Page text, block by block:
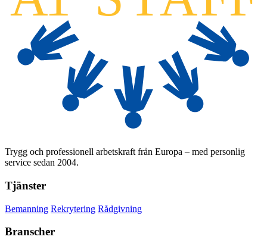
Trygg och professionell arbetskraft från Europa – med personlig
service sedan 2004.
Tjänster
Bemanning Rekrytering Rådgivning
Branscher